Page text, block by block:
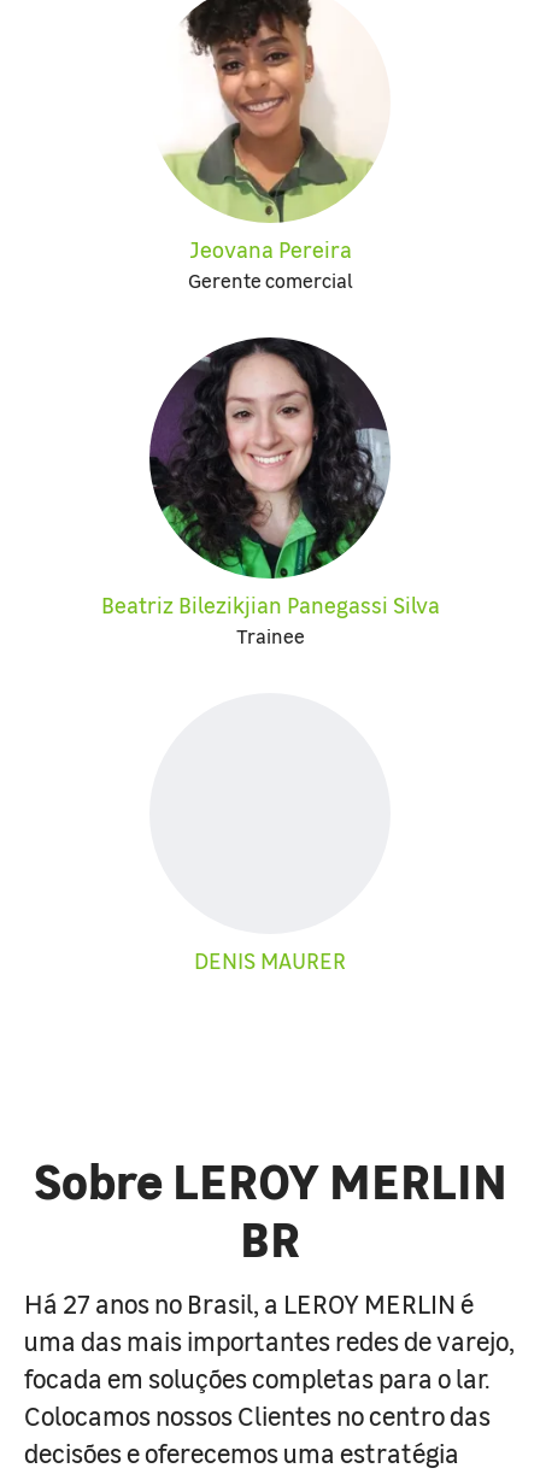
Jeovana Pereira
Gerente comercial
Beatriz Bilezikjian Panegassi Silva
Trainee
DENIS MAURER
Sobre LEROY MERLIN
BR
Há 27 anos no Brasil, a LEROY MERLIN é
uma das mais importantes redes de varejo,
focada em soluções completas para o lar.
Colocamos nossos Clientes no centro das
decisões e oferecemos uma estratégia